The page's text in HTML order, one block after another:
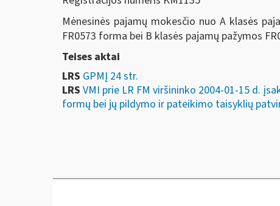
Mėnesinės pajamų mokesčio nuo A klasės
FR0573 forma bei B klasės pajamų pažymos
Teises aktai
LRS GPMĮ 24 str.
LRS VMI prie LR FM viršininko 2004-01-15 d.
formų bei jų pildymo ir pateikimo taisyklių